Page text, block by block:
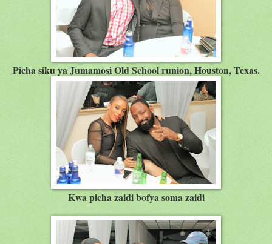
Picha siku ya Jumamosi Old School runion, Houston, Texas.
Kwa picha zaidi bofya soma zaidi